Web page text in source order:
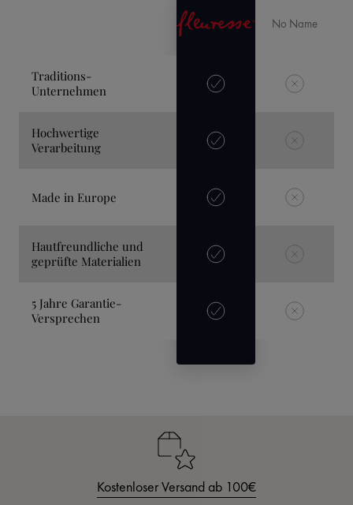
No Name
Traditions-
Unternehmen
Hochwertige
Verarbeitung
Made in Europe
Hautfreundliche und
geprüfte Materialien
5 Jahre Garantie-
Versprechen
Kostenloser Versand ab 100€